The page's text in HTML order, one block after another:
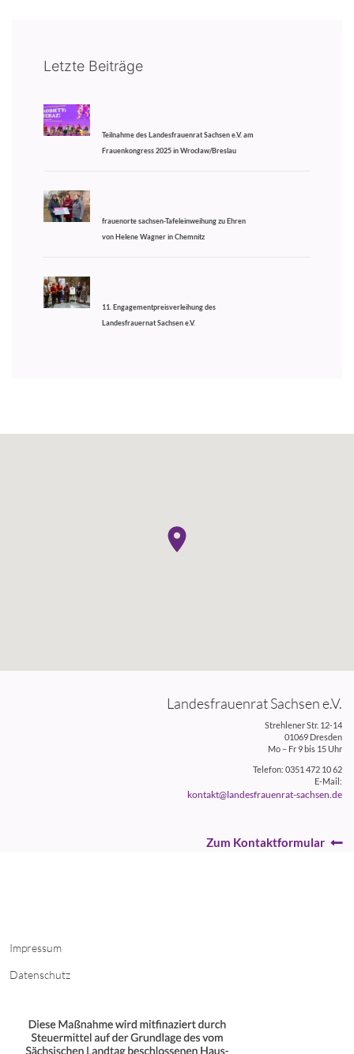
Letzte Beiträge
Teilnahme des Landesfrauenrat Sachsen e.V. am
Frauenkongress 2025 in Wrocław/Breslau
frauenorte sachsen-Tafeleinweihung zu Ehren
von Helene Wagner in Chemnitz
11. Engagementpreisverleihung des
Landesfrauernat Sachsen e.V.
Landesfrauenrat Sachsen e.V.
Strehlener Str. 12-14
01069 Dresden
Mo – Fr 9 bis 15 Uhr
Telefon: 0351 472 10 62
E-Mail:
kontakt@landesfrauenrat-sachsen.de
Zum Kontaktformular
Impressum
Datenschutz